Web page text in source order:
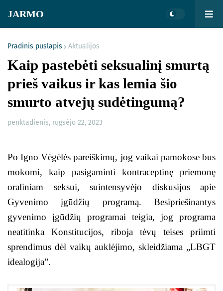
JARMO
Pradinis puslapis Aktualijos
Kaip pastebėti seksualinį smurtą
prieš vaikus ir kas lemia šio
smurto atvejų sudėtingumą?
penktadienis, rugsėjo 22, 2023
Po Igno Vėgėlės pareiškimų, jog vaikai pamokose bus
mokomi, kaip pasigaminti kontraceptinę priemonę
oraliniam seksui, suintensyvėjo diskusijos apie
Gyvenimo įgūdžių programą. Besipriešinantys
gyvenimo įgūdžių programai teigia, jog programa
neatitinka Konstitucijos, riboja tėvų teises priimti
sprendimus dėl vaikų auklėjimo, skleidžiama „LBGT
idealogija”.